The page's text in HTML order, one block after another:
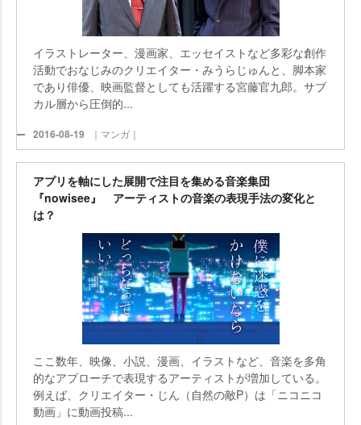
イラストレーター、漫画家、エッセイストなど多彩な創作
活動でおなじみのクリエイター・みうらじゅんと、脚本家
であり俳優、映画監督としても活躍する宮藤官九郎。サブ
カル層から圧倒的...
2016-08-19 ｜マンガ｜
アプリを軸にした展開で注目を集める音楽集団
『nowisee』 アーティストの音楽の表現手法の変化と
は？
ここ数年、映像、小説、漫画、イラストなど、音楽を多角
的なアプローチで表現するアーティストが増加している。
例えば、クリエイター・じん（自然の敵P）は「ニコニコ
動画」に動画投稿...